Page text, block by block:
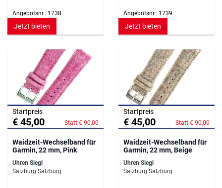
Angebotsnr.: 1738
Jetzt bieten
Angebotsnr.: 1739
Jetzt bieten
Startpreis
€ 45,00 Statt € 90,00
Waidzeit-Wechselband für
Garmin, 22 mm, Pink
Uhren Siegl
Salzburg Salzburg
Startpreis
€ 45,00 Statt € 90,00
Waidzeit-Wechselband für
Garmin, 22 mm, Beige
Uhren Siegl
Salzburg Salzburg